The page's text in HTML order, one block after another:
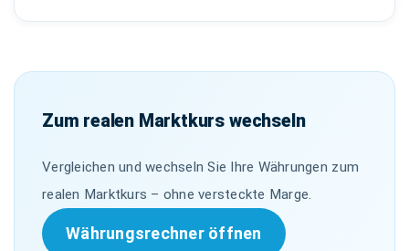
Zum realen Marktkurs wechseln
Vergleichen und wechseln Sie Ihre Währungen zum
realen Marktkurs – ohne versteckte Marge.
Währungsrechner öffnen